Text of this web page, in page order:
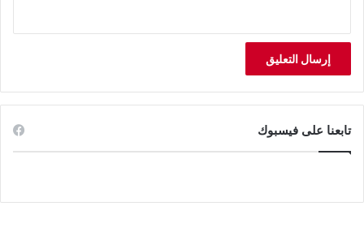
تابعنا على فيسبوك